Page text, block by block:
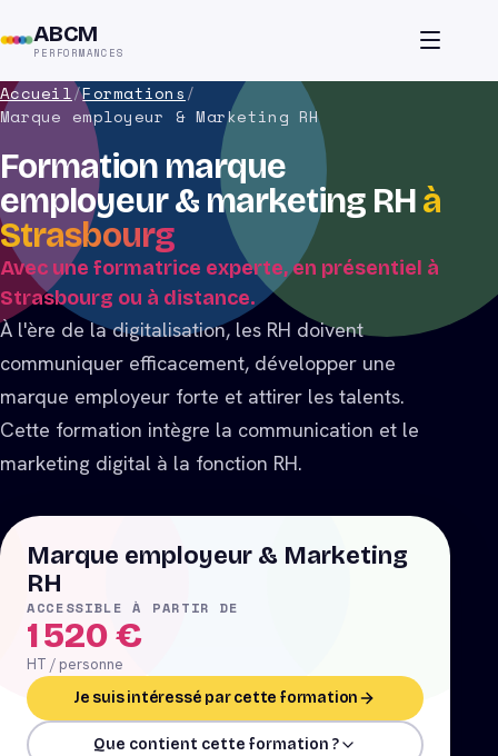
ABCM
PERFORMANCES
Accueil/Formations/
Marque employeur & Marketing RH
Formation marque
employeur & marketing RHà
Strasbourg
Avec une formatrice experte, en présentiel à
Strasbourg ou à distance.
À l'ère de la digitalisation, les RH doivent
communiquer efficacement, développer une
marque employeur forte et attirer les talents.
Cette formation intègre la communication et le
marketing digital à la fonction RH.
Marque employeur & Marketing
RH
ACCESSIBLE À PARTIR DE
1 520€
HT / personne
Je suis intéressé par cette formation
Que contient cette formation ?